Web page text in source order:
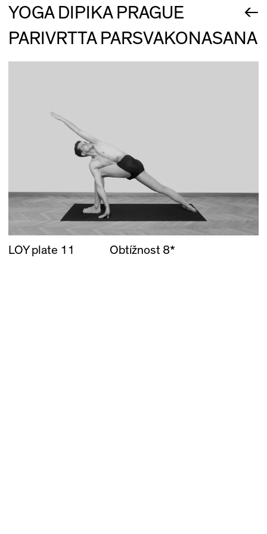
YOGA DIPIKA PRAGUE
←
PARIVRTTA PARSVAKONASANA
LOY plate 11 Obtížnost 8*